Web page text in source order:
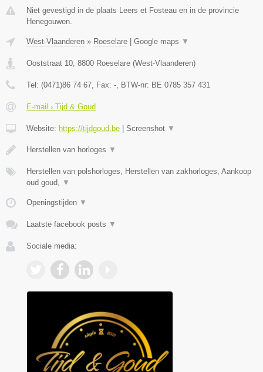
Niet gevestigd in de plaats Leers et Fosteau en in de provincie
Henegouwen.
West-Vlaanderen » Roeselare | Google maps ▼
Ooststraat 10 8800 Roeselare (West-Vlaanderen)
Tel: (0471)86 74 67 , Fax: - , BTW-nr: BE 0785 357 431
E-mail › Tijd & Goud
Website: https://tijdgoud.be | Screenshot ▼
Herstellen van horloges ▼
Herstellen van polshorloges, Herstellen van zakhorloges, Aankoop
oud goud,
▼
Openingstijden ▼
Laatste facebook posts ▼
Sociale media: